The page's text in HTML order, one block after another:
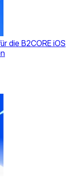
die B2CORE iOS